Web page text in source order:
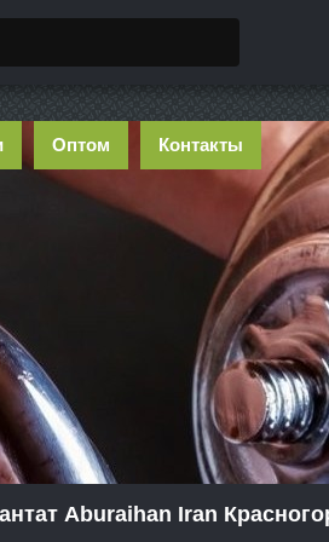
Оптом Контакты
Aburaihan Iran